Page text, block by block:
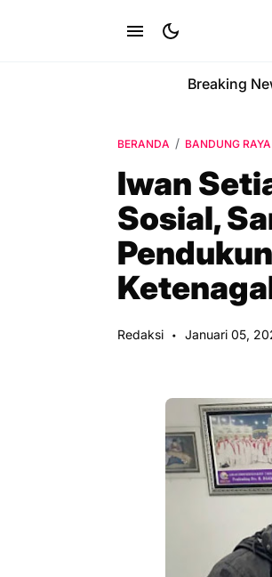
Breaking
BERANDA BANDUNG RAYA
Iwan
Sosial,
Redaksi Januari 05,